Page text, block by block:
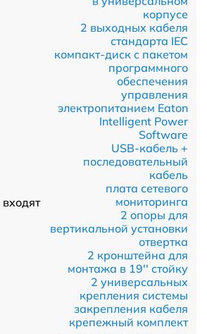
корпусе
2 выходных кабеля
стандарта IEC
компакт-диск с пакетом
программного
обеспечения
управления
электропитанием Eaton
Intelligent Power
Software
USB-кабель +
последовательный
кабель
плата сетевого
мониторинга
2 опоры для
вертикальной установки
отвертка
2 кронштейна для
монтажа в 19'' стойку
2 универсальных
крепления системы
закрепления кабеля
крепежный комплект